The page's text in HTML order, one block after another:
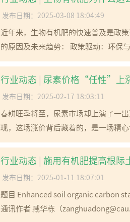
发布日期：2025-03-08 18:04:49
近年来，生物有机肥的快速普及是政
的原因及未来趋势： 政策驱动：环保
行业动态 | 尿素价格“任性”上
发布日期：2025-02-17 18:03:11
春耕旺季将至，尿素市场却上演了一
现，这场涨价背后藏着的，是一场精
行业动态 | 施用有机肥提高根际
发布日期：2025-01-11 18:07:01
题目 Enhanced soil organic carbon
通讯作者 臧华栋（